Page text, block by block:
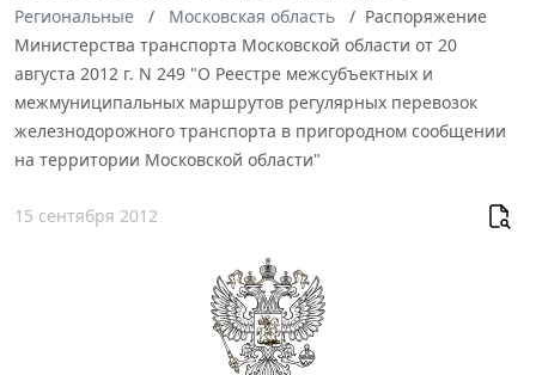
Региональные
Московская область
Распоряжение
Министерства транспорта Московской области от 20
августа 2012 г. N 249 "О Реестре межсубъектных и
межмуниципальных маршрутов регулярных перевозок
железнодорожного транспорта в пригородном сообщении
на территории Московской области"
15 сентября 2012